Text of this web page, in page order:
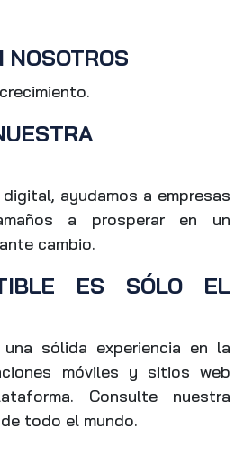
NOSOTROS
ayudamos a empresas
a prosperar en un
cambio.
ES SÓLO EL
una sólida experiencia en la
móviles y sitios web
Consulte nuestra
todo el mundo.